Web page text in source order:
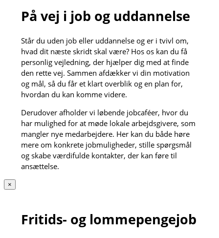
På vej i job og uddannelse
Står du uden job eller uddannelse og er i tvivl om,
hvad dit næste skridt skal være? Hos os kan du få
personlig vejledning, der hjælper dig med at finde
den rette vej. Sammen afdækker vi din motivation
og mål, så du får et klart overblik og en plan for,
hvordan du kan komme videre.
Derudover afholder vi løbende jobcaféer, hvor du
har mulighed for at møde lokale arbejdsgivere, som
mangler nye medarbejdere. Her kan du både høre
mere om konkrete jobmuligheder, stille spørgsmål
og skabe værdifulde kontakter, der kan føre til
ansættelse.
×
Fritids- og lommepengejob